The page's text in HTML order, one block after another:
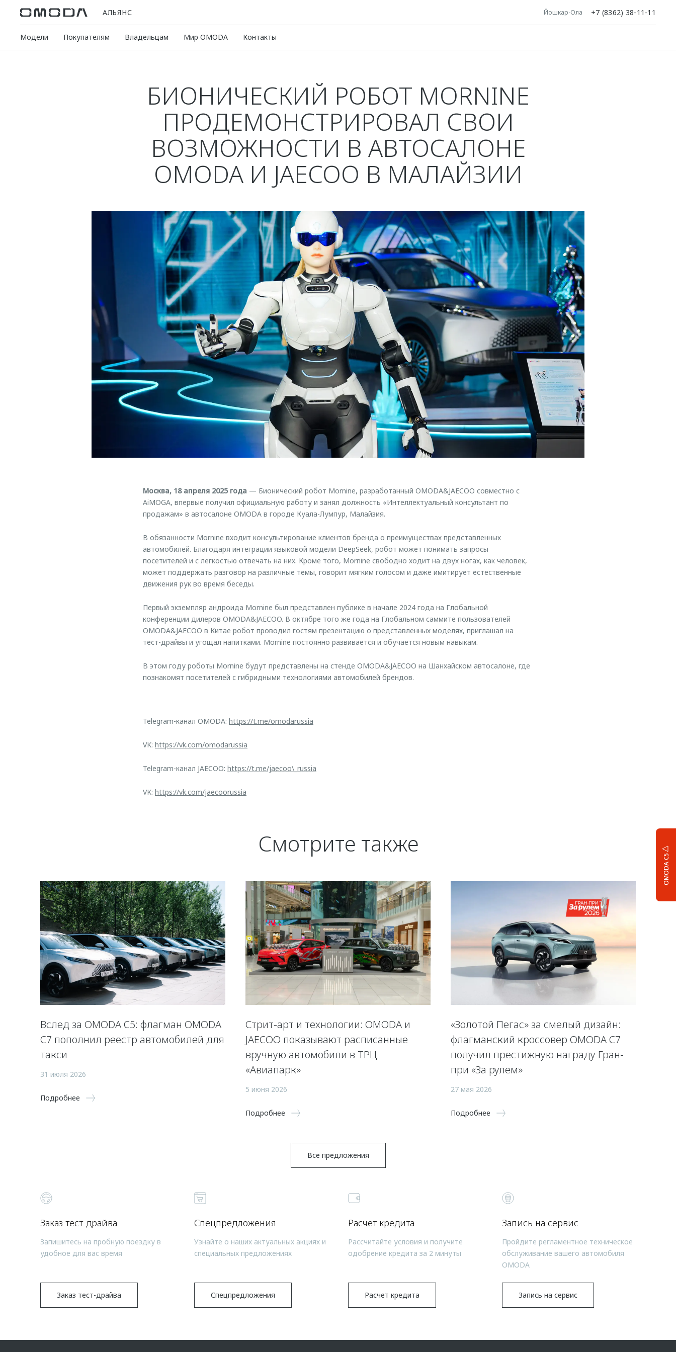
АЛЬЯНС Йошкар-Ола +7 (8362) 38-11-11
Модели Покупателям Владельцам Мир OMODA Контакты
OMODA C5
БИОНИЧЕСКИЙ РОБОТ MORNINE
ПРОДЕМОНСТРИРОВАЛ СВОИ
ВОЗМОЖНОСТИ В АВТОСАЛОНЕ
OMODA И JAECOO В МАЛАЙЗИИ
Москва, 18 апреля 2025 года — Бионический робот Mornine, разработанный OMODA&JAECOO совместно с
AiMOGA, впервые получил официальную работу и занял должность «Интеллектуальный консультант по
продажам» в автосалоне OMODA в городе Куала-Лумпур, Малайзия.
В обязанности Mornine входит консультирование клиентов бренда о преимуществах представленных
автомобилей. Благодаря интеграции языковой модели DeepSeek, робот может понимать запросы
посетителей и с легкостью отвечать на них. Кроме того, Mornine свободно ходит на двух ногах, как человек,
может поддержать разговор на различные темы, говорит мягким голосом и даже имитирует естественные
движения рук во время беседы.
Первый экземпляр андроида Mornine был представлен публике в начале 2024 года на Глобальной
конференции дилеров OMODA&JAECOO. В октябре того же года на Глобальном саммите пользователей
OMODA&JAECOO в Китае робот проводил гостям презентацию о представленных моделях, приглашал на
тест-драйвы и угощал напитками. Mornine постоянно развивается и обучается новым навыкам.
В этом году роботы Mornine будут представлены на стенде OMODA&JAECOO на Шанхайском автосалоне, где
познакомят посетителей с гибридными технологиями автомобилей брендов.
Telegram-канал OMODA: https://t.me/omodarussia
VK: https://vk.com/omodarussia
Telegram-канал JAECOO: https://t.me/jaecoo\_russia
VK: https://vk.com/jaecoorussia
Смотрите также
Вслед за OMODA C5: флагман OMODA
C7 пополнил реестр автомобилей для
такси
31 июля 2026
Подробнее
Стрит-арт и технологии: OMODA и
JAECOO показывают расписанные
вручную автомобили в ТРЦ
«Авиапарк»
5 июня 2026
Подробнее
«Золотой Пегас» за смелый дизайн:
флагманский кроссовер OMODA C7
получил престижную награду Гран-
при «За рулем»
27 мая 2026
Подробнее
Все предложения
Заказ тест-драйва
Запишитесь на пробную поездку в
удобное для вас время
Заказ тест-драйва
Спецпредложения
Узнайте о наших актуальных акциях и
специальных предложениях
Спецпредложения
Расчет кредита
Рассчитайте условия и получите
одобрение кредита за 2 минуты
Расчет кредита
Запись на сервис
Пройдите регламентное техническое
обслуживание вашего автомобиля
OMODA
Запись на сервис